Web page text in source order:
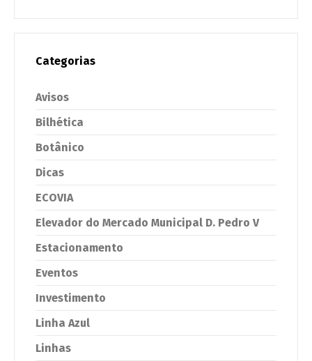
Categorias
Avisos
Bilhética
Botânico
Dicas
ECOVIA
Elevador do Mercado Municipal D. Pedro V
Estacionamento
Eventos
Investimento
Linha Azul
Linhas